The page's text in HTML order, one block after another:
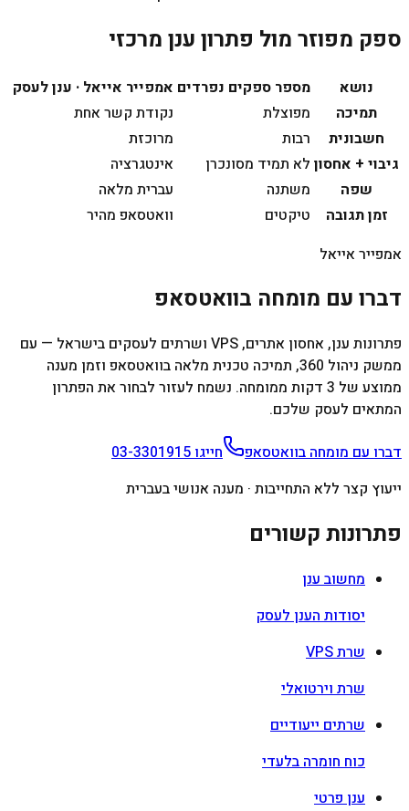
ספק מפוזר מול פתרון ענן מרכזי
נושא מספר ספקים נפרדים אמפייר אייאל · ענן לעסק
תמיכה
מפוצלת
נקודת קשר אחת
חשבונית
רבות
מרוכזת
גיבוי + אחסון לא תמיד מסונכרן
אינטגרציה
שפה
משתנה
עברית מלאה
זמן תגובה
טיקטים
וואטסאפ מהיר
אמפייר אייאל
דברו עם מומחה בוואטסאפ
פתרונות ענן, אחסון אתרים, VPS ושרתים לעסקים בישראל — עם
ממשק ניהול 360, תמיכה טכנית מלאה בוואטסאפ וזמן מענה
ממוצע של 3 דקות ממומחה. נשמח לעזור לבחור את הפתרון
המתאים לעסק שלכם.
דברו עם מומחה בוואטסאפ
חייגו03-3301915
ייעוץ קצר ללא התחייבות · מענה אנושי בעברית
פתרונות קשורים
מחשוב ענן
יסודות הענן לעסק
שרת VPS
שרת וירטואלי
שרתים ייעודיים
כוח חומרה בלעדי
ענן פרטי